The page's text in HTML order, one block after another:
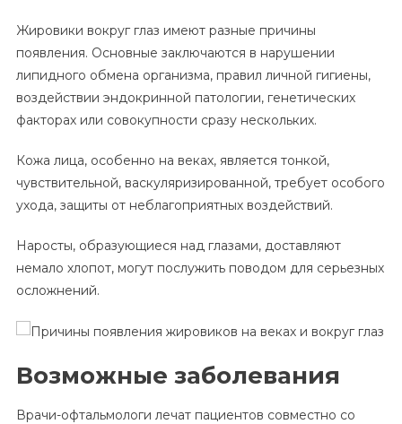
Жировики вокруг глаз имеют разные причины
появления. Основные заключаются в нарушении
липидного обмена организма, правил личной гигиены,
воздействии эндокринной патологии, генетических
факторах или совокупности сразу нескольких.
Кожа лица, особенно на веках, является тонкой,
чувствительной, васкуляризированной, требует особого
ухода, защиты от неблагоприятных воздействий.
Наросты, образующиеся над глазами, доставляют
немало хлопот, могут послужить поводом для серьезных
осложнений.
Возможные заболевания
Врачи-офтальмологи лечат пациентов совместно со